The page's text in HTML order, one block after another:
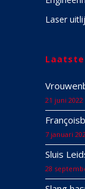
Laser
21 juni 2022
7 januari
Sluis
28